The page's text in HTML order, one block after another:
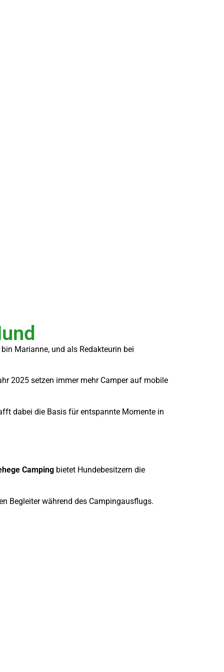
Marianne, und als Redakteurin bei
2025 setzen immer mehr Camper auf mobile
dabei die Basis für entspannte Momente in
Camping bietet Hundebesitzern die
Begleiter während des Campingausflugs.